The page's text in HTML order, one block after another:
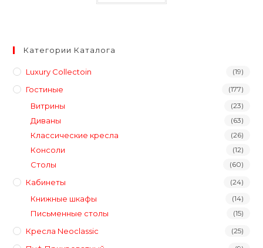
Категории Каталога
Luxury Collectoin (19)
Гостиные (177)
Витрины (23)
Диваны (63)
Классические кресла (26)
Консоли (12)
Столы (60)
Кабинеты (24)
Книжные шкафы (14)
Письменные столы (15)
Кресла Neoclassic (25)